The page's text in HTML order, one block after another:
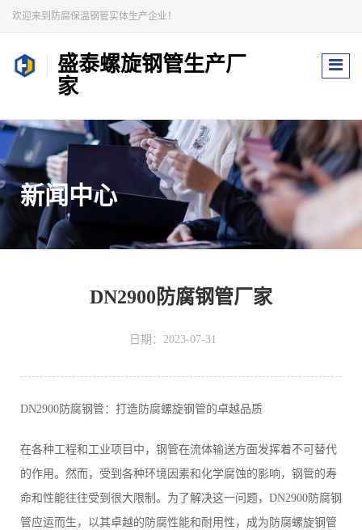
欢迎来到防腐保温钢管实体生产企业！
盛泰螺旋钢管生产厂
家
新闻中心
DN2900防腐钢管厂家
日期：2023-07-31
DN2900防腐钢管：打造防腐螺旋钢管的卓越品质
在各种工程和工业项目中，钢管在流体输送方面发挥着不可替代
的作用。然而，受到各种环境因素和化学腐蚀的影响，钢管的寿
命和性能往往受到很大限制。为了解决这一问题，DN2900防腐钢
管应运而生，以其卓越的防腐性能和耐用性，成为防腐螺旋钢管